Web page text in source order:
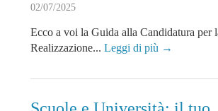
02/07/2025
Ecco a voi la Guida alla Candidatura per
Realizzazione... Leggi di più →